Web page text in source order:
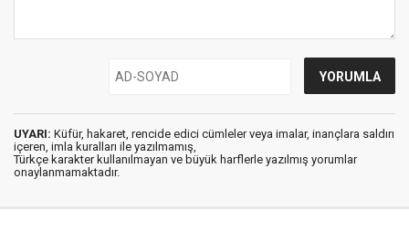
UYARI: Küfür, hakaret, rencide edici cümleler veya imalar, inançlara saldırı
içeren, imla kuralları ile yazılmamış,
Türkçe karakter kullanılmayan ve büyük harflerle yazılmış yorumlar
onaylanmamaktadır.